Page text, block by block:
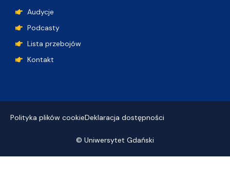
Audycje
Podcasty
Lista przebojów
Kontakt
© Uniwersytet Gdański
Polityka plików cookieDeklaracja dostępności